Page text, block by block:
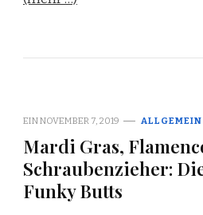
EINNOVEMBER 7, 2019 ALLGEMEIN
Mardi Gras,
Schraubenzieher:
Funky Butts